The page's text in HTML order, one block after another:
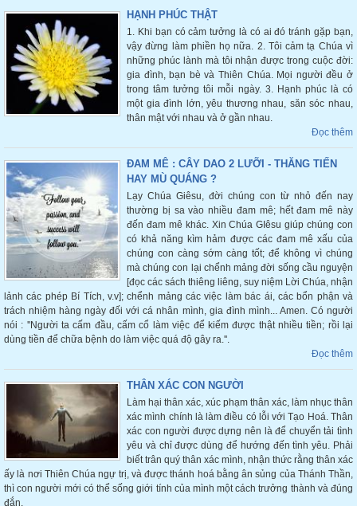
HẠNH PHÚC THẬT
1. Khi bạn có cảm tưởng là có ai đó tránh gặp bạn,
vậy đừng làm phiền họ nữa. 2. Tôi cảm tạ Chúa vì
những phúc lành mà tôi nhận được trong cuộc đời:
gia đình, bạn bè và Thiên Chúa. Mọi người đều ở
trong tâm tưởng tôi mỗi ngày. 3. Hạnh phúc là có
một gia đình lớn, yêu thương nhau, săn sóc nhau,
thân mật với nhau và ở gần nhau.
Đọc thêm
ĐAM MÊ : CÂY DAO 2 LƯỠI - THĂNG TIẾN
HAY MÙ QUÁNG ?
Lạy Chúa Giêsu, đời chúng con từ nhỏ đến nay
thường bị sa vào nhiều đam mê; hết đam mê này
đến đam mê khác. Xin Chúa GIêsu giúp chúng con
có khả năng kìm hảm được các đam mê xấu của
chúng con càng sớm càng tốt; để không vì chúng
mà chúng con lại chểnh mảng đời sống cầu nguyện
[đọc các sách thiêng liêng, suy niệm Lời Chúa, nhận
lảnh các phép Bí Tích, v.v]; chểnh mảng các việc làm bác ái, các bổn phận và
trách nhiệm hàng ngày đối với cá nhân mình, gia đình mình... Amen. Có người
nói : ''Người ta cấm đầu, cấm cổ làm việc để kiếm được thật nhiều tiền; rồi lại
dùng tiền để chữa bệnh do làm việc quá độ gây ra.''.
Đọc thêm
THÂN XÁC CON NGƯỜI
Làm hại thân xác, xúc phạm thân xác, làm nhục thân
xác mình chính là làm điều có lỗi với Tạo Hoá. Thân
xác con người được dựng nên là để chuyển tải tình
yêu và chỉ được dùng để hướng đến tình yêu. Phải
biết trân quý thân xác mình, nhận thức rằng thân xác
ấy là nơi Thiên Chúa ngự trị, và được thánh hoá bằng ân sủng của Thánh Thần,
thì con người mới có thể sống giới tính của mình một cách trưởng thành và đúng
đắn.